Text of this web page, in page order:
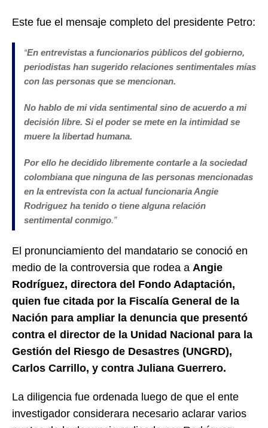
Este fue el mensaje completo del presidente Petro:
“En entrevistas a funcionarios públicos del gobierno,
periodistas han sugerido relaciones sentimentales mías
con las personas que se mencionan.
No hablo de mi vida sentimental sino de acuerdo a mi
decisión libre. Si el poder se mete en la intimidad se
muere la libertad humana.
Por ello he decidido libremente contarle a la sociedad
colombiana que ninguna de las personas mencionadas
en la entrevista con la actual funcionaria Angie
Rodriguez ha tenido o tiene alguna relación
sentimental conmigo.”
El pronunciamiento del mandatario se conoció en
medio de la controversia que rodea a Angie
Rodríguez, directora del Fondo Adaptación,
quien fue citada por la Fiscalía General de la
Nación para ampliar la denuncia que presentó
contra el director de la Unidad Nacional para la
Gestión del Riesgo de Desastres (UNGRD),
Carlos Carrillo, y contra Juliana Guerrero.
La diligencia fue ordenada luego de que el ente
investigador considerara necesario aclarar varios